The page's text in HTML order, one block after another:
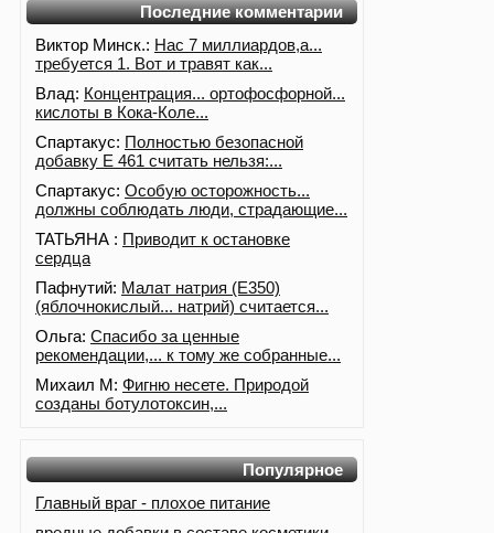
Последние комментарии
Виктор Минск.: Нас 7 миллиардов,а...
требуется 1. Вот и травят как...
Влад: Концентрация... ортофосфорной...
кислоты в Кока-Коле...
Спартакус: Полностью безопасной
добавку Е 461 считать нельзя:...
Спартакус: Особую осторожность...
должны соблюдать люди, страдающие...
ТАТЬЯНА : Приводит к остановке
сердца
Пафнутий: Малат натрия (E350)
(яблочнокислый... натрий) считается...
Ольга: Спасибо за ценные
рекомендации,... к тому же собранные...
Михаил М: Фигню несете. Природой
созданы ботулотоксин,...
Популярное
Главный враг - плохое питание